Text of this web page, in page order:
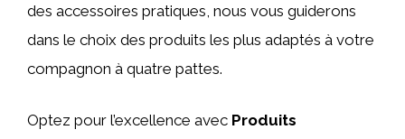
des accessoires pratiques, nous vous guiderons
dans le choix des produits les plus adaptés à votre
compagnon à quatre pattes.
Optez pour l’excellence avec Produits